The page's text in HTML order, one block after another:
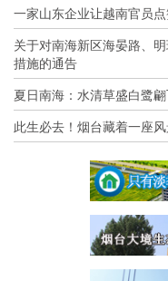
一家山东企业让越南官员
关于对南海新区海晏路、
措施的通告
夏日南海：水清草盛白鹭
此生必去！烟台藏着一座